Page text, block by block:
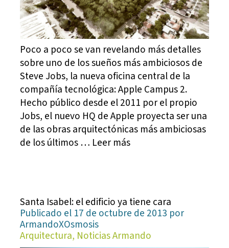
Poco a poco se van revelando más detalles
sobre uno de los sueños más ambiciosos de
Steve Jobs, la nueva oficina central de la
compañía tecnológica: Apple Campus 2.
Hecho público desde el 2011 por el propio
Jobs, el nuevo HQ de Apple proyecta ser una
de las obras arquitectónicas más ambiciosas
de los últimos … Leer más
Santa Isabel: el edificio ya tiene cara
Publicado el 17 de octubre de 2013 por
ArmandoXOsmosis
Arquitectura, Noticias Armando